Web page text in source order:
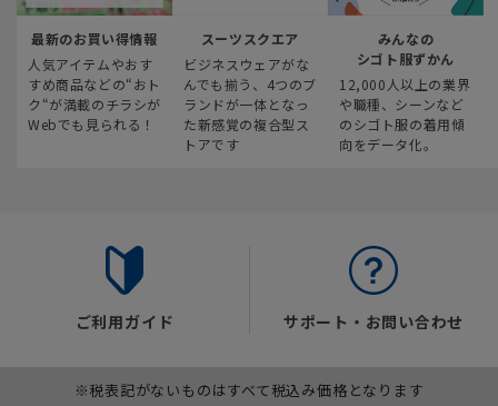
最新のお買い得情報
人気アイテムやおす
すめ商品などの“おト
ク“が満載のチラシが
Webでも見られる！
スーツスクエア
ビジネスウェアがな
んでも揃う、4つのブ
ランドが一体となっ
た新感覚の複合型ス
トアです
みんなの
シゴト服ずかん
12,000人以上の業界
や職種、シーンなど
のシゴト服の着用傾
向をデータ化。
ご利用ガイド サポート・お問い合わせ
※税表記がないものはすべて税込み価格となります